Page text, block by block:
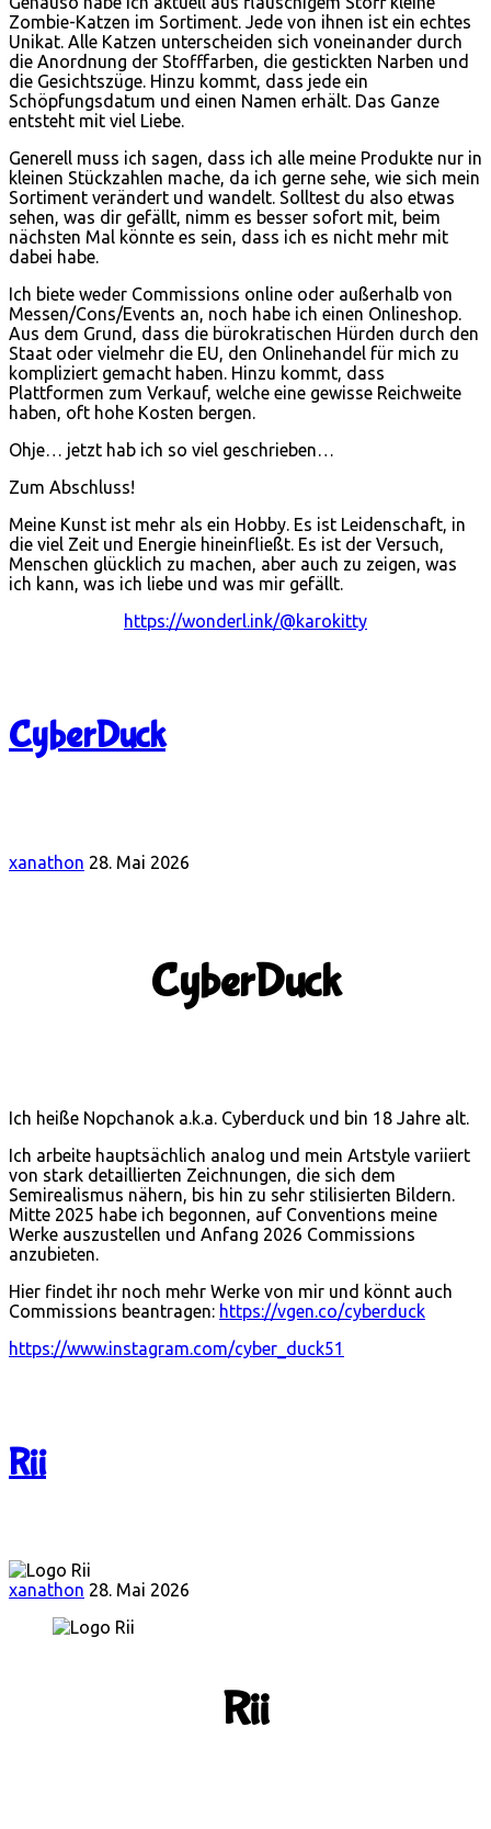
Zombie-Katzen im Sortiment. Jede von ihnen ist ein echtes
Unikat. Alle Katzen unterscheiden sich voneinander durch
die Anordnung der Stofffarben, die gestickten Narben und
die Gesichtszüge. Hinzu kommt, dass jede ein
Schöpfungsdatum und einen Namen erhält. Das Ganze
entsteht mit viel Liebe.
Generell muss ich sagen, dass ich alle meine Produkte nur in
kleinen Stückzahlen mache, da ich gerne sehe, wie sich mein
Sortiment verändert und wandelt. Solltest du also etwas
sehen, was dir gefällt, nimm es besser sofort mit, beim
nächsten Mal könnte es sein, dass ich es nicht mehr mit
dabei habe.
Ich biete weder Commissions online oder außerhalb von
Messen/Cons/Events an, noch habe ich einen Onlineshop.
Aus dem Grund, dass die bürokratischen Hürden durch den
Staat oder vielmehr die EU, den Onlinehandel für mich zu
kompliziert gemacht haben. Hinzu kommt, dass
Plattformen zum Verkauf, welche eine gewisse Reichweite
haben, oft hohe Kosten bergen.
Ohje… jetzt hab ich so viel geschrieben…
Zum Abschluss!
Meine Kunst ist mehr als ein Hobby. Es ist Leidenschaft, in
die viel Zeit und Energie hineinfließt. Es ist der Versuch,
Menschen glücklich zu machen, aber auch zu zeigen, was
ich kann, was ich liebe und was mir gefällt.
https://wonderl.ink/@karokitty
CyberDuck
xanathon 28. Mai 2026
CyberDuck
Ich heiße Nopchanok a.k.a. Cyberduck und bin 18 Jahre alt.
Ich arbeite hauptsächlich analog und mein Artstyle variiert
von stark detaillierten Zeichnungen, die sich dem
Semirealismus nähern, bis hin zu sehr stilisierten Bildern.
Mitte 2025 habe ich begonnen, auf Conventions meine
Werke auszustellen und Anfang 2026 Commissions
anzubieten.
Hier findet ihr noch mehr Werke von mir und könnt auch
Commissions beantragen: https://vgen.co/cyberduck
https://www.instagram.com/cyber_duck51
Rii
xanathon 28. Mai 2026
Rii